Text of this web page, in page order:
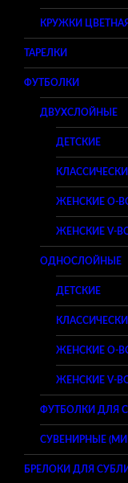
КРУЖКИ
ТАРЕЛКИ
ФУТБОЛКИ
ДВУХСЛОЙНЫЕ
ДЕТСКИЕ
ЖЕНСКИЕ O-
ЖЕНСКИЕ V-
ОДНОСЛОЙНЫЕ
ДЕТСКИЕ
ЖЕНСКИЕ O-
ЖЕНСКИЕ V-
ФУТБОЛКИ ДЛЯ
СУВЕНИРНЫЕ
БРЕЛОКИ ДЛЯ